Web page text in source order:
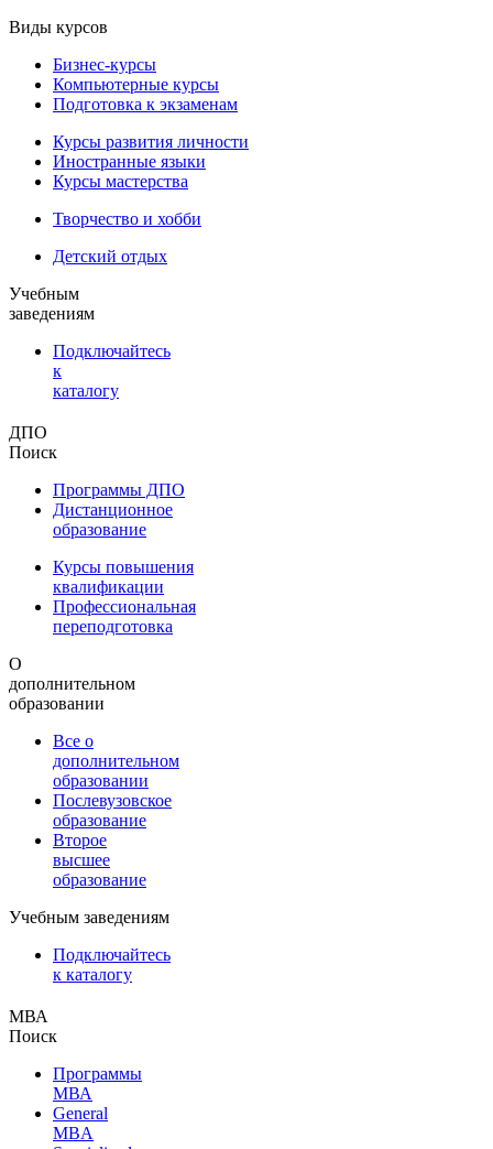
Виды курсов
Бизнес-курсы
Компьютерные курсы
Подготовка к экзаменам
Курсы развития личности
Иностранные языки
Курсы мастерства
Творчество и хобби
Детский отдых
Учебным
заведениям
Подключайтесь
к
каталогу
ДПО
Поиск
Программы ДПО
Дистанционное
образование
Курсы повышения
квалификации
Профессиональная
переподготовка
О
дополнительном
образовании
Все о
дополнительном
образовании
Послевузовское
образование
Второе
высшее
образование
Учебным заведениям
Подключайтесь
к каталогу
МВА
Поиск
Программы
МВА
General
MBA